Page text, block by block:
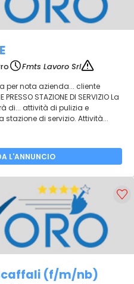
Fmts Lavoro Srl
per nota azienda... cliente
STAZIONE DI SERVIZIO La
di... attività di pulizia e
di servizio. Attività...
L'ANNUNCIO
(f/m/nb)